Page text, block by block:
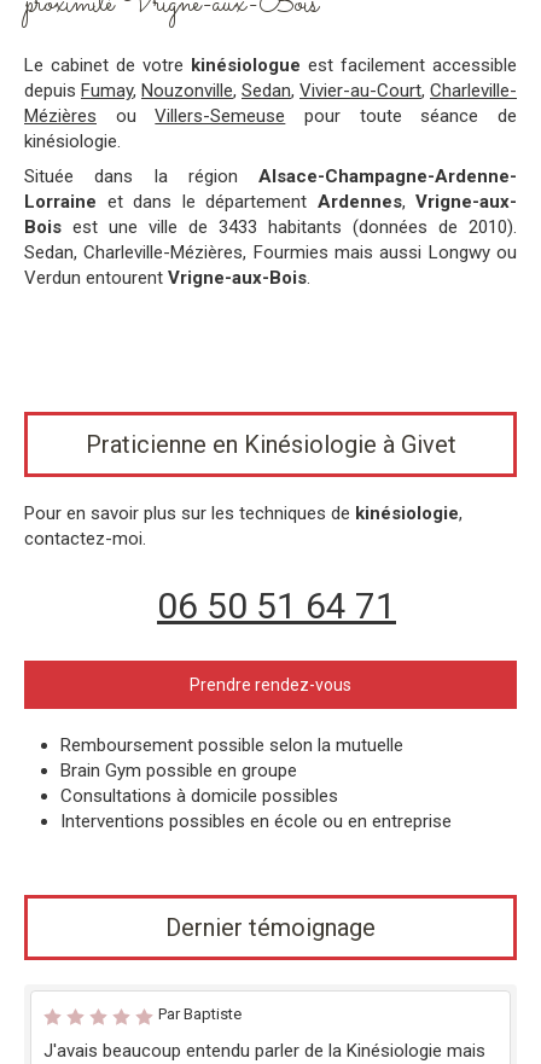
Le cabinet de votre kinésiologue est facilement accessible
depuis Fumay, Nouzonville, Sedan, Vivier-au-Court, Charleville-
Mézières ouVillers-Semeuse pour toute séance de
kinésiologie.
Située dans la région Alsace-Champagne-Ardenne-
Lorraine et dans le département Ardennes, Vrigne-aux-
Bois est une ville de 3433 habitants (données de 2010).
Sedan, Charleville-Mézières, Fourmies mais aussi Longwy ou
Verdun entourent Vrigne-aux-Bois.
Praticienne en Kinésiologie à Givet
Pour en savoir plus sur les techniques de kinésiologie,
contactez-moi.
06 50 51 64 71
Prendre rendez-vous
Remboursement possible selon la mutuelle
Brain Gym possible en groupe
Consultations à domicile possibles
Interventions possibles en école ou en entreprise
Dernier témoignage
Par Baptiste
J'avais beaucoup entendu parler de la Kinésiologie mais